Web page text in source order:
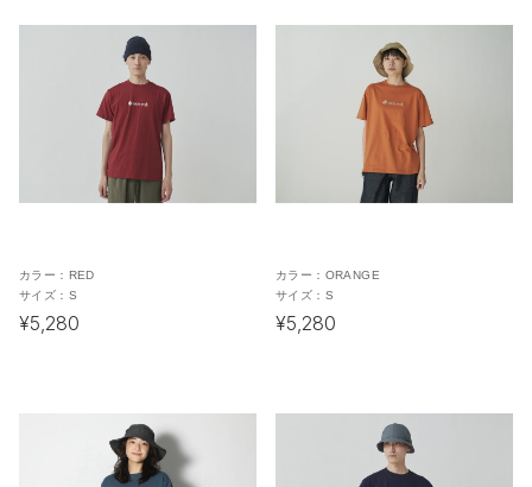
カラー： RED
サイズ： S
¥5,280
カラー： ORANGE
サイズ： S
¥5,280